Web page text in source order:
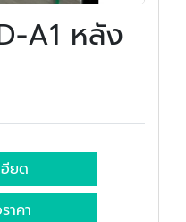
A1 หลัง
อียด
าคา